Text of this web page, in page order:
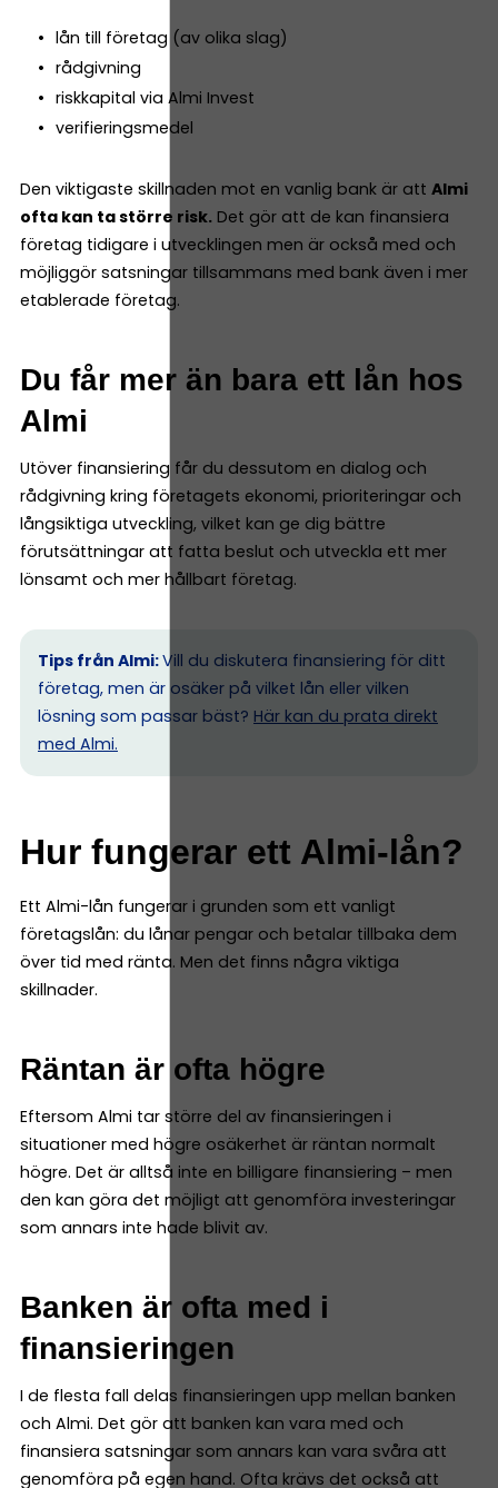
lån till företag (av olika slag)
rådgivning
riskkapital via Almi Invest
verifieringsmedel
Den viktigaste skillnaden mot en vanlig bank är att Almi
ofta kan ta större risk. Det gör att de kan finansiera
företag tidigare i utvecklingen men är också med och
möjliggör satsningar tillsammans med bank även i mer
etablerade företag.
Du får mer än bara ett lån hos
Almi
Utöver finansiering får du dessutom en dialog och
rådgivning kring företagets ekonomi, prioriteringar och
långsiktiga utveckling, vilket kan ge dig bättre
förutsättningar att fatta beslut och utveckla ett mer
lönsamt och mer hållbart företag.
Tips från Almi:Vill du diskutera finansiering för ditt
företag, men är osäker på vilket lån eller vilken
lösning som passar bäst? Här kan du prata direkt
med Almi.
Hur fungerar ett Almi-lån?
Ett Almi-lån fungerar i grunden som ett vanligt
företagslån: du lånar pengar och betalar tillbaka dem
över tid med ränta. Men det finns några viktiga
skillnader.
Räntan är ofta högre
Eftersom Almi tar större del av finansieringen i
situationer med högre osäkerhet är räntan normalt
högre. Det är alltså inte en billigare finansiering – men
den kan göra det möjligt att genomföra investeringar
som annars inte hade blivit av.
Banken är ofta med i
finansieringen
I de flesta fall delas finansieringen upp mellan banken
och Almi. Det gör att banken kan vara med och
finansiera satsningar som annars kan vara svåra att
genomföra på egen hand. Ofta krävs det också att